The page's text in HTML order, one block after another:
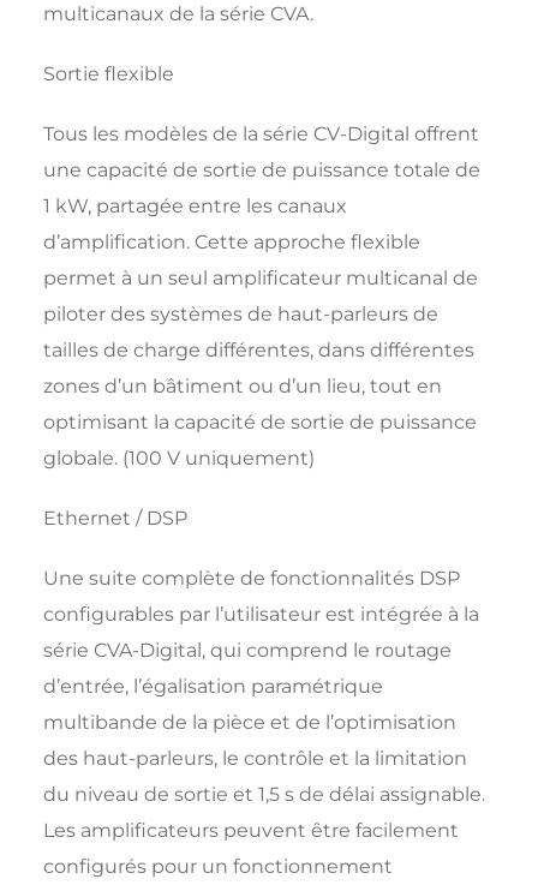
multicanaux de la série CVA.
Sortie flexible
Tous les modèles de la série CV-Digital offrent
une capacité de sortie de puissance totale de
1 kW, partagée entre les canaux
d’amplification. Cette approche flexible
permet à un seul amplificateur multicanal de
piloter des systèmes de haut-parleurs de
tailles de charge différentes, dans différentes
zones d’un bâtiment ou d’un lieu, tout en
optimisant la capacité de sortie de puissance
globale. (100 V uniquement)
Ethernet / DSP
Une suite complète de fonctionnalités DSP
configurables par l’utilisateur est intégrée à la
série CVA-Digital, qui comprend le routage
d’entrée, l’égalisation paramétrique
multibande de la pièce et de l’optimisation
des haut-parleurs, le contrôle et la limitation
du niveau de sortie et 1,5 s de délai assignable.
Les amplificateurs peuvent être facilement
configurés pour un fonctionnement